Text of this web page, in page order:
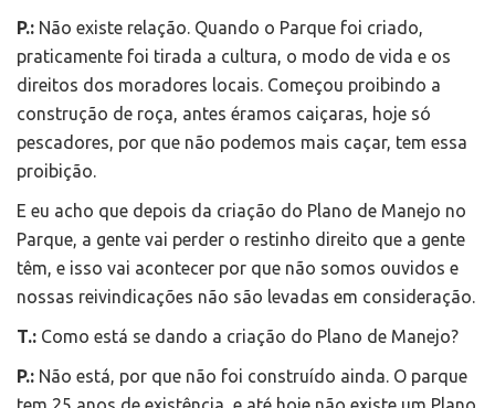
P.: Não existe relação. Quando o Parque foi criado,
praticamente foi tirada a cultura, o modo de vida e os
direitos dos moradores locais. Começou proibindo a
construção de roça, antes éramos caiçaras, hoje só
pescadores, por que não podemos mais caçar, tem essa
proibição.
E eu acho que depois da criação do Plano de Manejo no
Parque, a gente vai perder o restinho direito que a gente
têm, e isso vai acontecer por que não somos ouvidos e
nossas reivindicações não são levadas em consideração.
T.: Como está se dando a criação do Plano de Manejo?
P.: Não está, por que não foi construído ainda. O parque